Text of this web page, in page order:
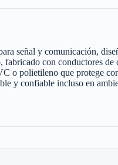
señal y comunicación,
fabricado con conductores
o polietileno que protege
y confiable incluso en